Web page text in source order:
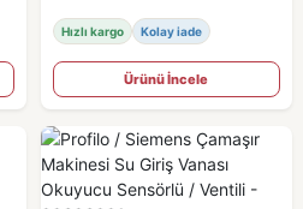
Hızlı kargo Kolay iade
Ürünü İncele